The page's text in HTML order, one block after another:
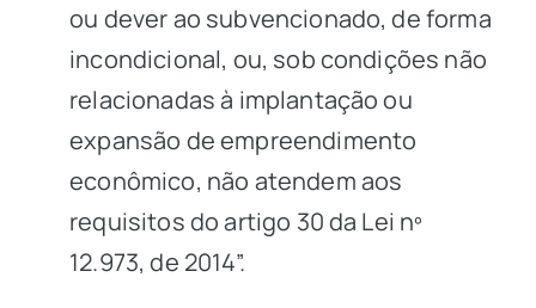
ou dever ao subvencionado, de forma
incondicional, ou, sob condições não
relacionadas à implantação ou
expansão de empreendimento
econômico, não atendem aos
requisitos do artigo 30 da Lei nº
12.973, de 2014”.